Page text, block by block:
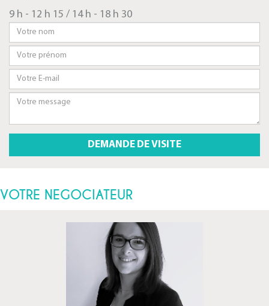
9 h - 12 h 15 / 14 h - 18 h 30
VOTRE NEGOCIATEUR